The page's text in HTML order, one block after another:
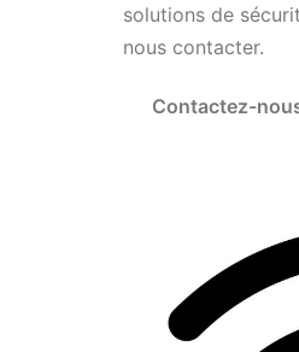
solutions de
nous contacter.
Contactez-